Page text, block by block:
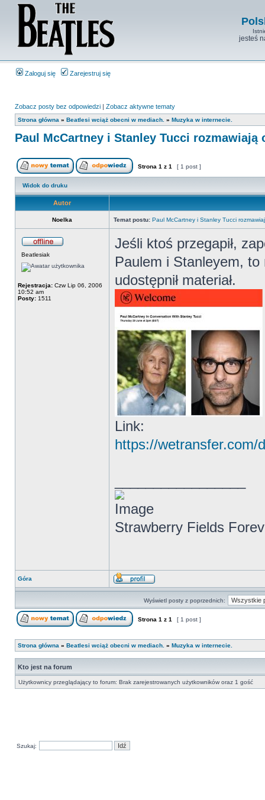
jesteś
Zaloguj się Zarejestruj się
Zobacz posty bez odpowiedzi | Zobacz aktywne tematy
Strona główna » Beatlesi wciąż obecni w mediach. » Muzyka w internecie.
Paul McCartney i Stanley Tucci rozmawiają
Strona 1 z 1 [ 1 post ]
Widok do druku
Autor
Noelka Temat postu: Paul McCartney i Stanley Tucci
Beatlesiak
Rejestracja: Czw Lip 06, 2006
10:52 am
Posty: 1511
Jeśli ktoś przegapił,
Paulem i Stanleyem, to
udostępnił materiał.
Link:
https://wetransfer.com/
Strawberry Fields
Góra
Wyświetl posty z poprzednich:
Strona 1 z 1 [ 1 post ]
Strona główna » Beatlesi wciąż obecni w mediach. » Muzyka w internecie.
Kto jest na forum
Użytkownicy przeglądający to forum: Brak zarejestrowanych użytkowników oraz 1 gość
Szukaj: